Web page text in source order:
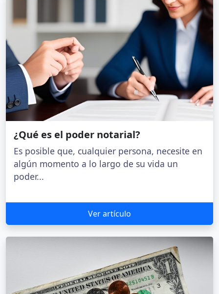
¿Qué es el poder notarial?
Es posible que, cualquier persona, necesite en
algún momento a lo largo de su vida un
poder...
Ver artículo